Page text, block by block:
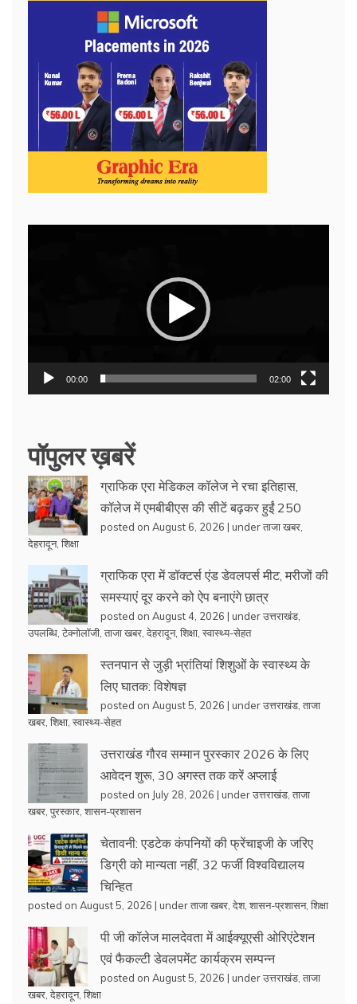
00:00 02:00
पॉपुलर ख़बरें
ग्राफिक एरा मेडिकल कॉलेज ने रचा इतिहास,
कॉलेज में एमबीबीएस की सीटें बढ़कर हुईं 250
posted on August 6, 2026 | underताजा खबर
देहरादून, शिक्षा
ग्राफिक एरा में डॉक्टर्स एंड डेवलपर्स मीट, मरीजों की
समस्याएं दूर करने को ऐप बनाएंगे छात्र
posted on August 4, 2026 | underउत्तराखंड
उपलब्धि टेक्नोलॉजी ताजा खबर देहरादून, शिक्षा स्वास्थ्य-सेहत
स्तनपान से जुड़ी भ्रांतियां शिशुओं के स्वास्थ्य के
लिए घातक: विशेषज्ञ
posted on August 5, 2026 | underउत्तराखंड ताजा
खबर शिक्षा स्वास्थ्य-सेहत
उत्तराखंड गौरव सम्मान पुरस्कार 2026 के लिए
आवेदन शुरू, 30 अगस्त तक करें अप्लाई
posted on July 28, 2026 | underउत्तराखंड ताजा
खबर पुरस्कार शासन-प्रशासन
चेतावनी: एडटेक कंपनियों की फ्रेंचाइजी के जरिए
डिग्री को मान्यता नहीं, 32 फर्जी विश्वविद्यालय
चिन्हित
posted on August 5, 2026 | underताजा खबर देश, शासन-प्रशासन, शिक्षा
पी जी कॉलेज मालदेवता में आईक्यूएसी ओरिएंटेशन
एवं फैकल्टी डेवलपमेंट कार्यक्रम सम्पन्न
posted on August 5, 2026 | underउत्तराखंड ताजा
खबर देहरादून, शिक्षा